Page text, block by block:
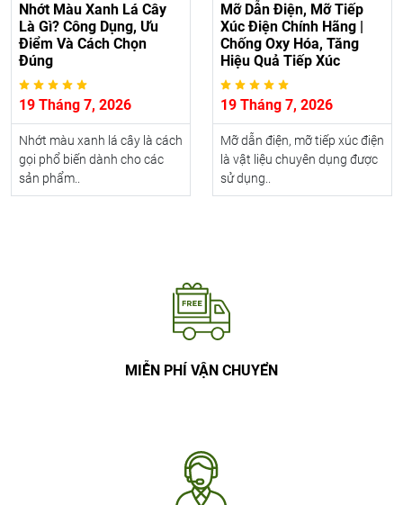
Nhớt Màu Xanh Lá Cây
Là Gì? Công Dụng, Ưu
Điểm Và Cách Chọn
Đúng
19 Tháng 7, 2026
Nhớt màu xanh lá cây là cách
gọi phổ biến dành cho các
sản phẩm..
Mỡ Dẫn Điện, Mỡ Tiếp
Xúc Điện Chính Hãng |
Chống Oxy Hóa, Tăng
Hiệu Quả Tiếp Xúc
19 Tháng 7, 2026
Mỡ dẫn điện, mỡ tiếp xúc điện
là vật liệu chuyên dụng được
sử dụng..
MIỄN PHÍ VẬN CHUYỂN